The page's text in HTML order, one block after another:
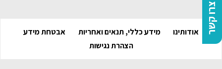
צרו קשר אודותינו מידע כללי, תנאים ואחריות
אבטחת מידע
הצהרת נגישות